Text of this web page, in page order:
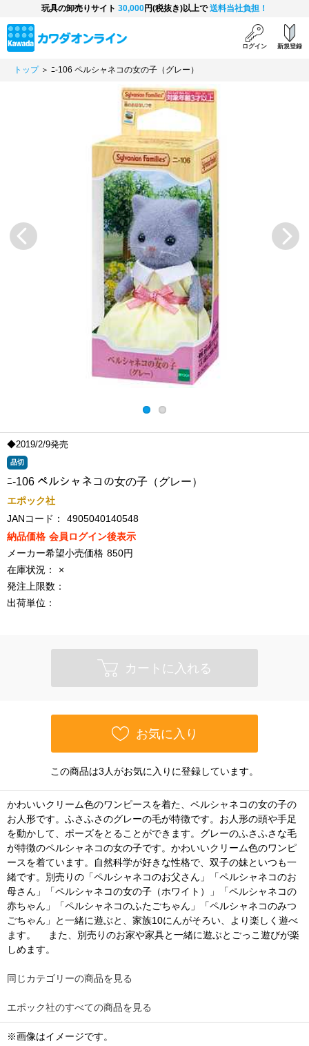
玩具の卸売りサイト 30,000円(税抜き)以上で送料当社負担！
ログイン 新規登録
トップ＞ ﾆ-106 ペルシャネコの女の子（グレー）
◆2019/2/9発売
品切
ﾆ-106 ペルシャネコの女の子（グレー）
エポック社
JANコード：
4905040140548
納品価格 会員ログイン後表示
メーカー希望小売価格 850円
在庫状況：
×
発注上限数：
出荷単位：
カートに入れる
お気に入り
この商品は3人がお気に入りに登録しています。
かわいいクリーム色のワンピースを着た、ペルシャネコの女の子の
お人形です。ふさふさのグレーの毛が特徴です。お人形の頭や手足
を動かして、ポーズをとることができます。グレーのふさふさな毛
が特徴のペルシャネコの女の子です。かわいいクリーム色のワンピ
ースを着ています。自然科学が好きな性格で、双子の妹といつも一
緒です。別売りの「ペルシャネコのお父さん」「ペルシャネコのお
母さん」「ペルシャネコの女の子（ホワイト）」「ペルシャネコの
赤ちゃん」「ペルシャネコのふたごちゃん」「ペルシャネコのみつ
ごちゃん」と一緒に遊ぶと、家族10にんがそろい、より楽しく遊べ
ます。 また、別売りのお家や家具と一緒に遊ぶとごっこ遊びが楽
しめます。
同じカテゴリーの商品を見る
エポック社のすべての商品を見る
※画像はイメージです。